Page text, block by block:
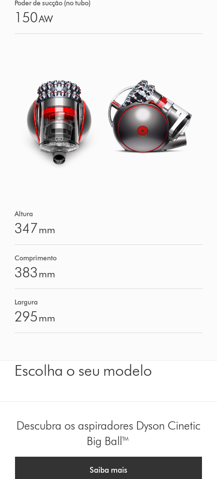
Poder de sucção (no tubo)
150AW
Altura
347mm
Comprimento
383 mm
Largura
295 mm
Escolha o seu modelo
Descubra os aspiradores Dyson Cinetic
Big Ball™
Saiba mais